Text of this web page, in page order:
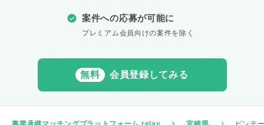
案件への応募が可能に
プレミアム会員向けの案件を除く
無料 会員登録してみる